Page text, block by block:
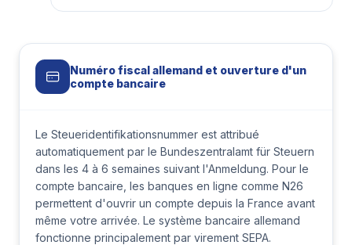
Numéro fiscal allemand et ouverture d'un
compte bancaire
Le Steueridentifikationsnummer est attribué
automatiquement par le Bundeszentralamt für Steuern
dans les 4 à 6 semaines suivant l'Anmeldung. Pour le
compte bancaire, les banques en ligne comme N26
permettent d'ouvrir un compte depuis la France avant
même votre arrivée. Le système bancaire allemand
fonctionne principalement par virement SEPA.